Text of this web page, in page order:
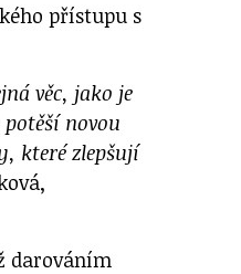
přístupu s
věc, jako je
novou
které zlepšují
darováním